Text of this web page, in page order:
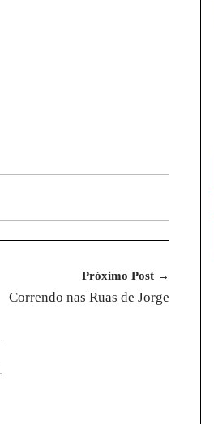
Próximo Post →
Correndo nas Ruas de Jorge